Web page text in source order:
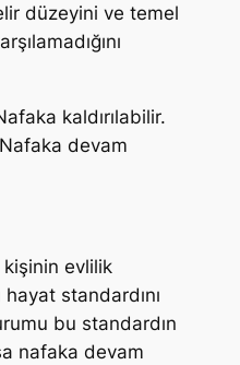
düzeyini ve temel
kaldırılabilir.
devam
evlilik
standardını
bu standardın
nafaka devam